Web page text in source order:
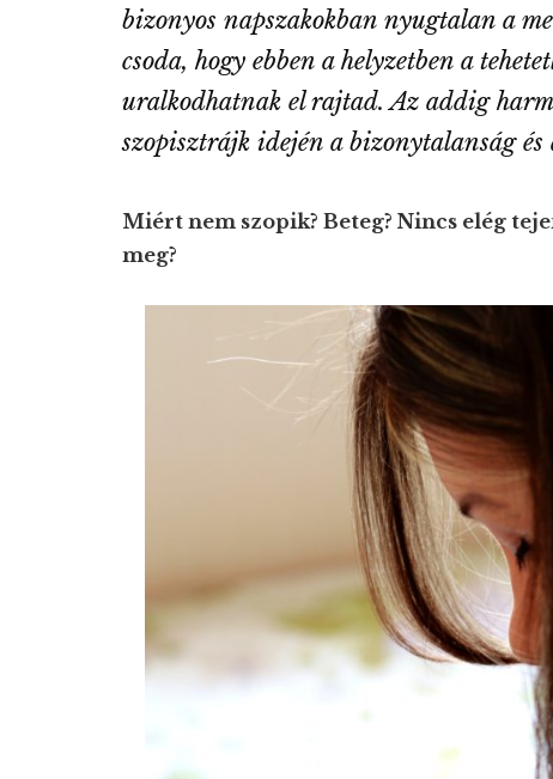
bizonyos napszakokban nyugtalan a
csoda, hogy ebben a helyzetben a
uralkodhatnak el rajtad. Az addig
szopisztrájk idején a bizonytalanság és
Miért nem szopik? Beteg? Nincs elég
meg?